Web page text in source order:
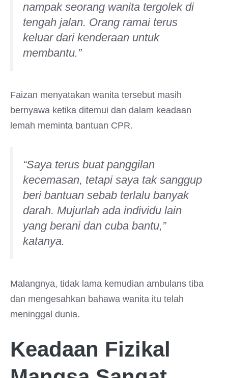
nampak seorang wanita tergolek di
tengah jalan. Orang ramai terus
keluar dari kenderaan untuk
membantu.”
Faizan menyatakan wanita tersebut masih
bernyawa ketika ditemui dan dalam keadaan
lemah meminta bantuan CPR.
“Saya terus buat panggilan
kecemasan, tetapi saya tak sanggup
beri bantuan sebab terlalu banyak
darah. Mujurlah ada individu lain
yang berani dan cuba bantu,”
katanya.
Malangnya, tidak lama kemudian ambulans tiba
dan mengesahkan bahawa wanita itu telah
meninggal dunia.
Keadaan Fizikal